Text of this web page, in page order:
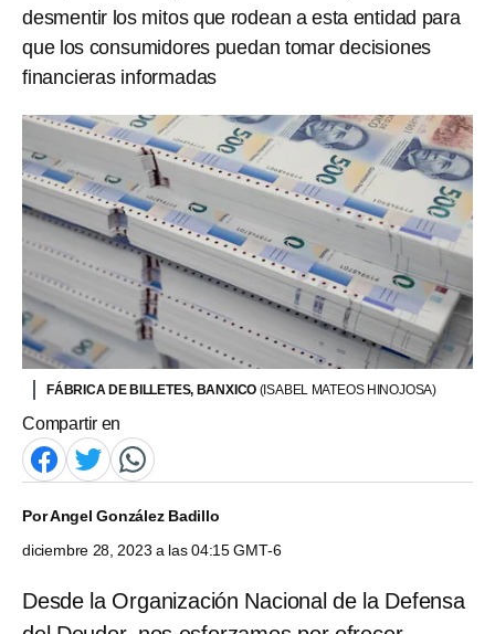
desmentir los mitos que rodean a esta entidad para
que los consumidores puedan tomar decisiones
financieras informadas
FÁBRICA DE BILLETES, BANXICO (ISABEL MATEOS HINOJOSA)
Compartir en
PorAngel González Badillo
diciembre 28, 2023 a las 04:15 GMT-6
Desde la Organización Nacional de la Defensa